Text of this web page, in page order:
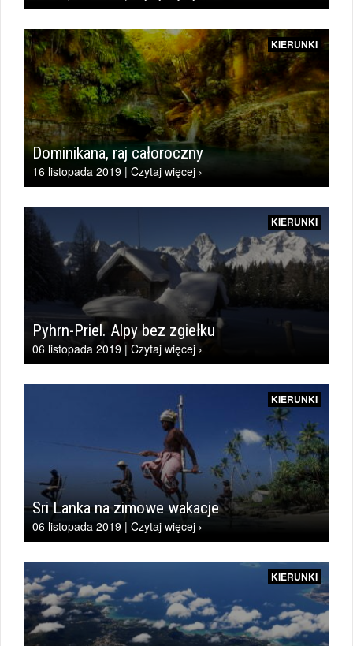
KIERUNKI
Dominikana, raj całoroczny
16 listopada 2019 | Czytaj więcej ›
KIERUNKI
Pyhrn-Priel. Alpy bez zgiełku
06 listopada 2019 | Czytaj więcej ›
KIERUNKI
Sri Lanka na zimowe wakacje
06 listopada 2019 | Czytaj więcej ›
KIERUNKI